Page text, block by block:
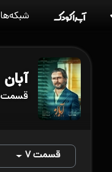
شبکه‌ها
آبان
قسمت ۷ آبان
قسمت ۷